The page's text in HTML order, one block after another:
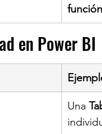
función
en Power BI
​Una